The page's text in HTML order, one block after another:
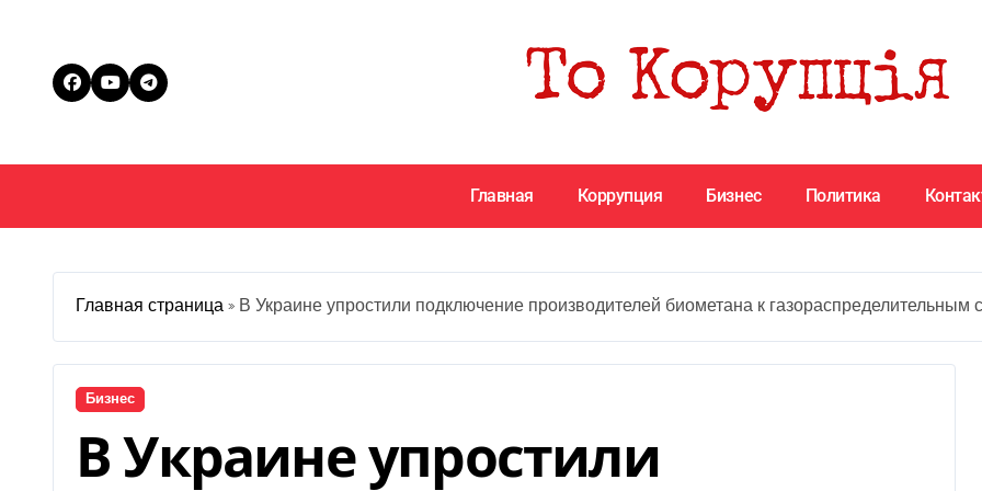
Главная Коррупция Бизнес Политика
Главная страница » В Украине упростили подключение производителей биометана к газораспределительным
Бизнес
В Украине упростили